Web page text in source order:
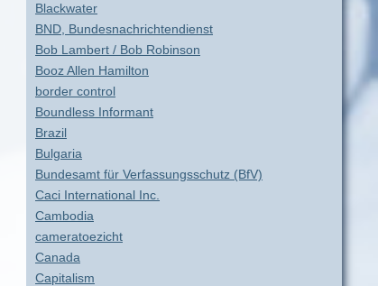
Blackwater
BND, Bundesnachrichtendienst
Bob Lambert / Bob Robinson
Booz Allen Hamilton
border control
Boundless Informant
Brazil
Bulgaria
Bundesamt für Verfassungsschutz (BfV)
Caci International Inc.
Cambodia
cameratoezicht
Canada
Capitalism